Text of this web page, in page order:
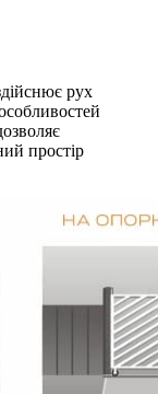
рух
простір